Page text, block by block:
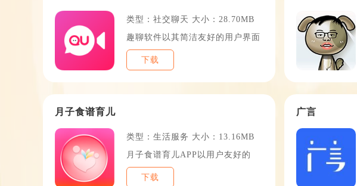
类型：社交聊天 大小：28.70MB
趣聊软件以其简洁友好的用户界面
下载
月子食谱育儿
类型：生活服务 大小：13.16MB
月子食谱育儿APP以用户友好的
下载
广言